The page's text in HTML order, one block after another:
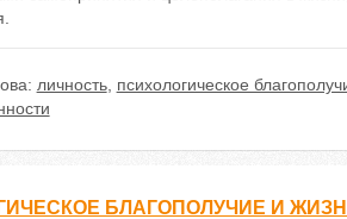
личность, психологическое
БЛАГОПОЛУЧИЕ И